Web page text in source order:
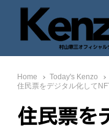
七転八起 – 村
村山憲三ウェブサイト
Home
Today's Kenzo
住民票をデジタル化して
住民票を